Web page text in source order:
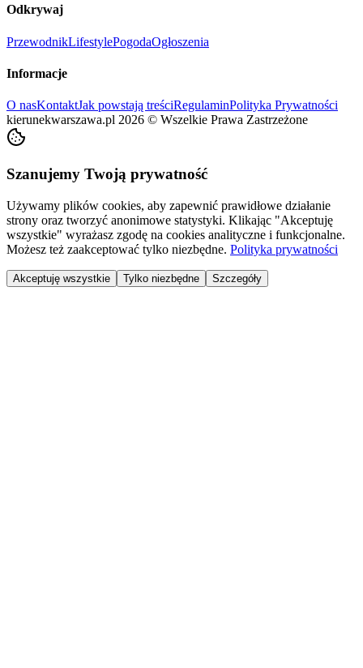
Odkrywaj
PrzewodnikLifestylePogodaOgłoszenia
Informacje
O nasKontaktJak powstają treściRegulaminPolityka Prywatności
kierunekwarszawa.pl 2026 © Wszelkie Prawa Zastrzeżone
Szanujemy Twoją prywatność
Używamy plików cookies, aby zapewnić prawidłowe działanie
strony oraz tworzyć anonimowe statystyki. Klikając "Akceptuję
wszystkie" wyrażasz zgodę na cookies analityczne i funkcjonalne.
Możesz też zaakceptować tylko niezbędne. Polityka prywatności
Akceptuję wszystkie Tylko niezbędne Szczegóły